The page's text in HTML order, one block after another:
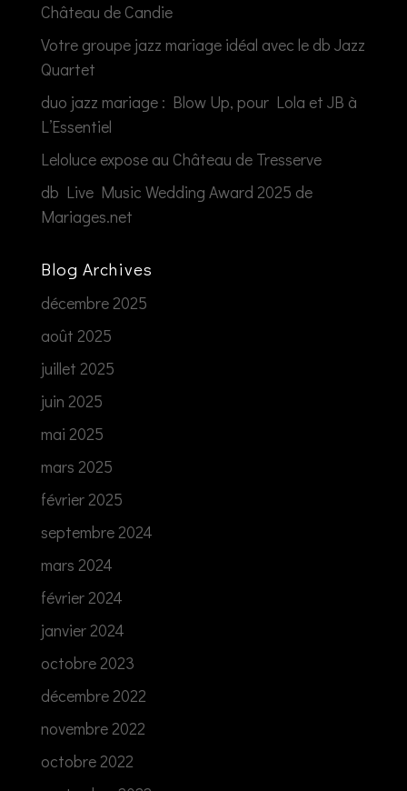
Château de Candie
Votre groupe jazz mariage idéal avec le db Jazz
Quartet
duo jazz mariage : Blow Up, pour Lola et JB à
L’Essentiel
Leloluce expose au Château de Tresserve
db Live Music Wedding Award 2025 de
Mariages.net
Blog Archives
décembre 2025
août 2025
juillet 2025
juin 2025
mai 2025
mars 2025
février 2025
septembre 2024
mars 2024
février 2024
janvier 2024
octobre 2023
décembre 2022
novembre 2022
octobre 2022